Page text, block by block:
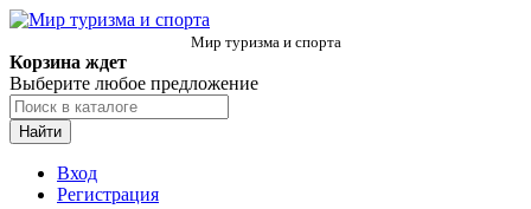
Мир туризма и спорта
Корзина ждет
Выберите любое предложение
Найти
Вход
Регистрация